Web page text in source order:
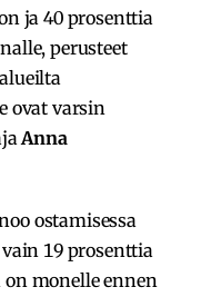
ja 40 prosenttia
perusteet
ovat varsin
Anna
ostamisessa
19 prosenttia
monelle ennen